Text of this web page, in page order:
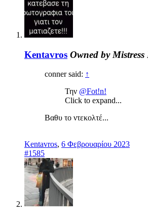
Kentavros Owned by Mistress
conner said: ↑
Την @Fot!n!
Click to expand...
Βαθυ το ντεκολτέ...
Kentavros, 6 Φεβρουαρίου 2023
#1585